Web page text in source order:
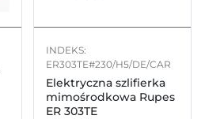
INDEKS:
ER303TE#230/H5/DE/CAR
Elektryczna szlifierka
mimośrodkowa Rupes
ER 303TE